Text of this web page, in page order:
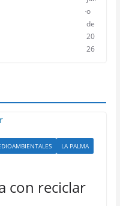
o
de
20
26
LA PALMA
con reciclar